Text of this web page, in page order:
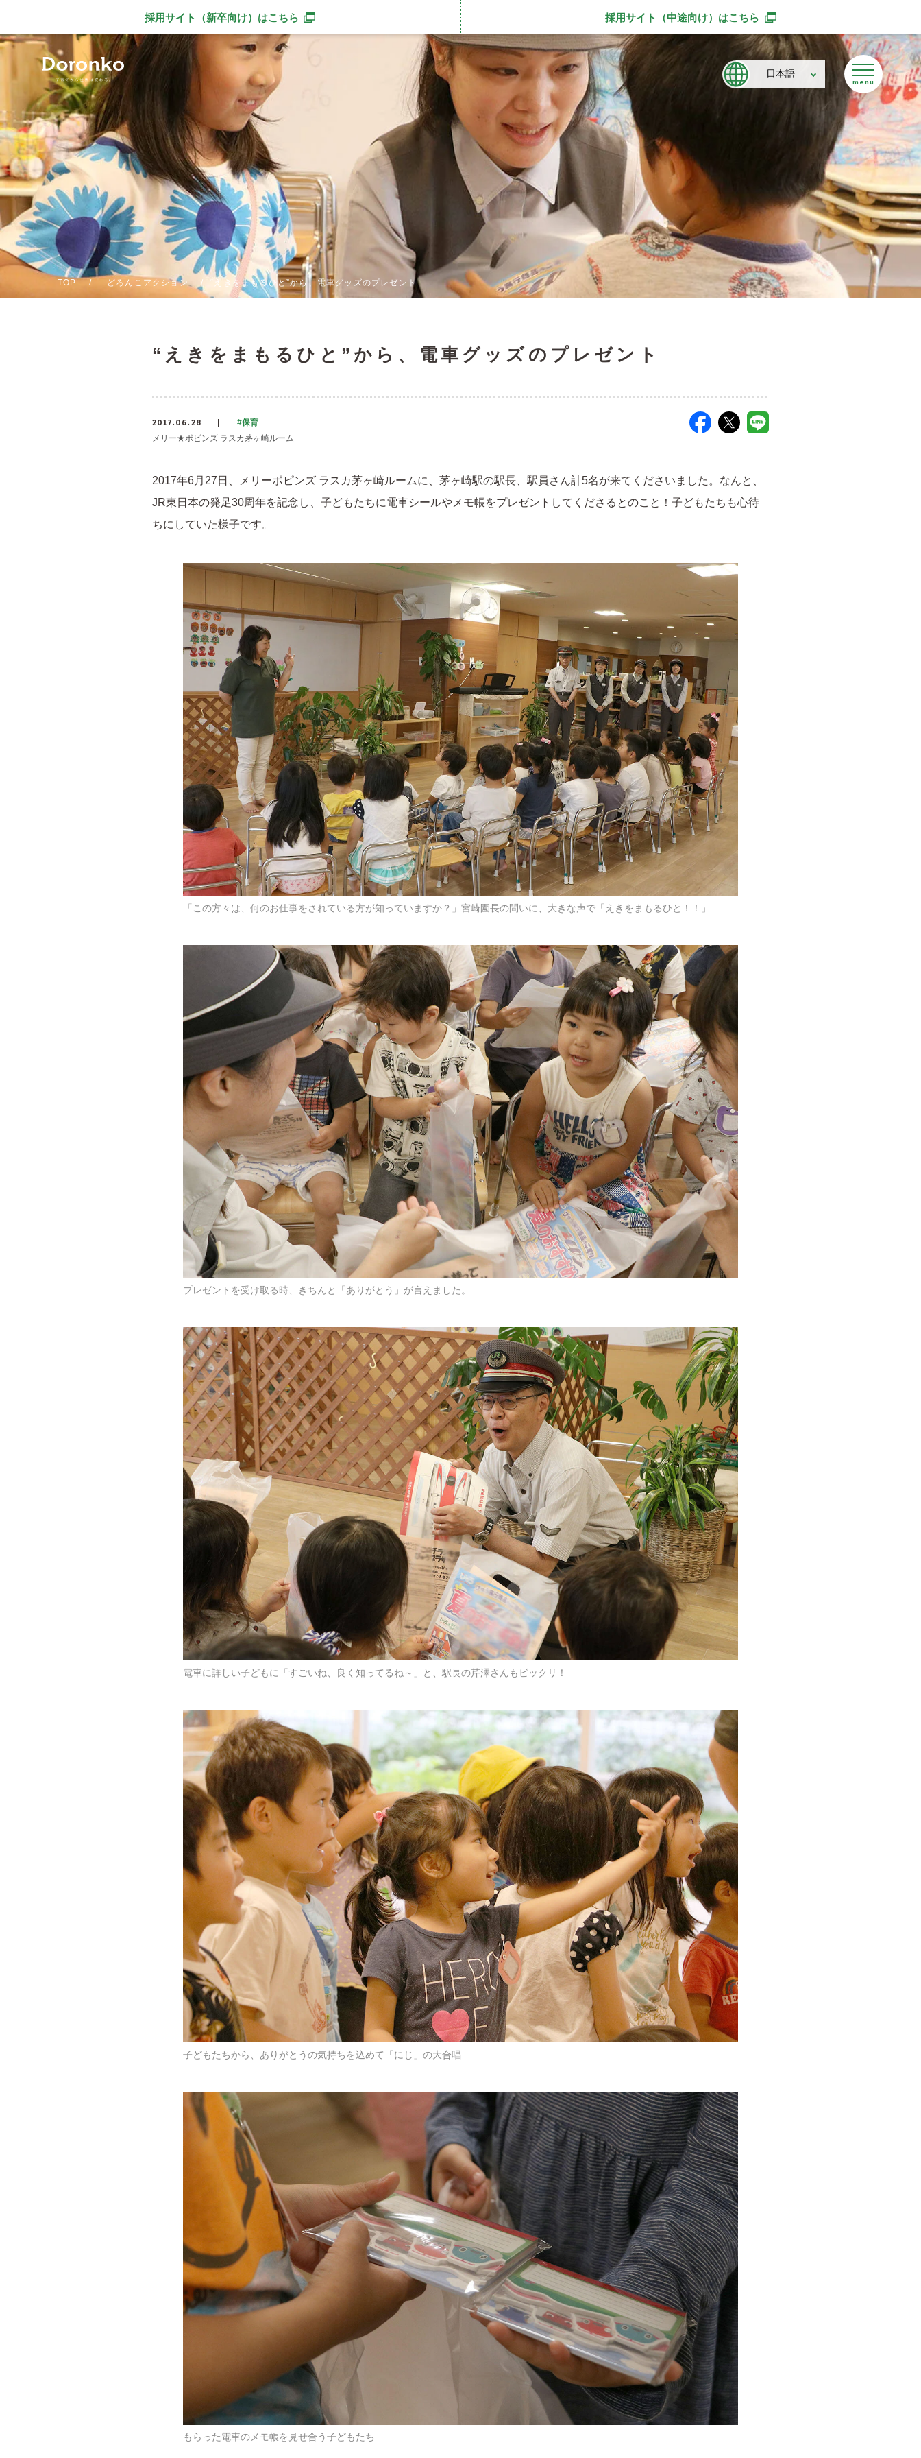
採用サイト（新卒向け） はこちら
別ウィンドウで開きます 採用サイト（中途向け） はこちら
別ウィンドウで開きます
日本語
TOP どろんこアクション “えきをまもるひと”から、電車グッズのプレゼント
“えきをまもるひと”から、電車グッズのプレゼント
2017.06.28
#保育
メリー★ポピンズ ラスカ茅ヶ崎ルーム
2017年6月27日、メリーポピンズ ラスカ茅ヶ崎ルームに、茅ヶ崎駅の駅長、駅員さん計5名が来てくださいました。なんと、
JR東日本の発足30周年を記念し、子どもたちに電車シールやメモ帳をプレゼントしてくださるとのこと！子どもたちも心待
ちにしていた様子です。
「この方々は、何のお仕事をされている方が知っていますか？」宮崎園長の問いに、大きな声で「えきをまもるひと！！」
プレゼントを受け取る時、きちんと「ありがとう」が言えました。
電車に詳しい子どもに「すごいね、良く知ってるね～」と、駅長の芹澤さんもビックリ！
子どもたちから、ありがとうの気持ちを込めて「にじ」の大合唱
もらった電車のメモ帳を見せ合う子どもたち